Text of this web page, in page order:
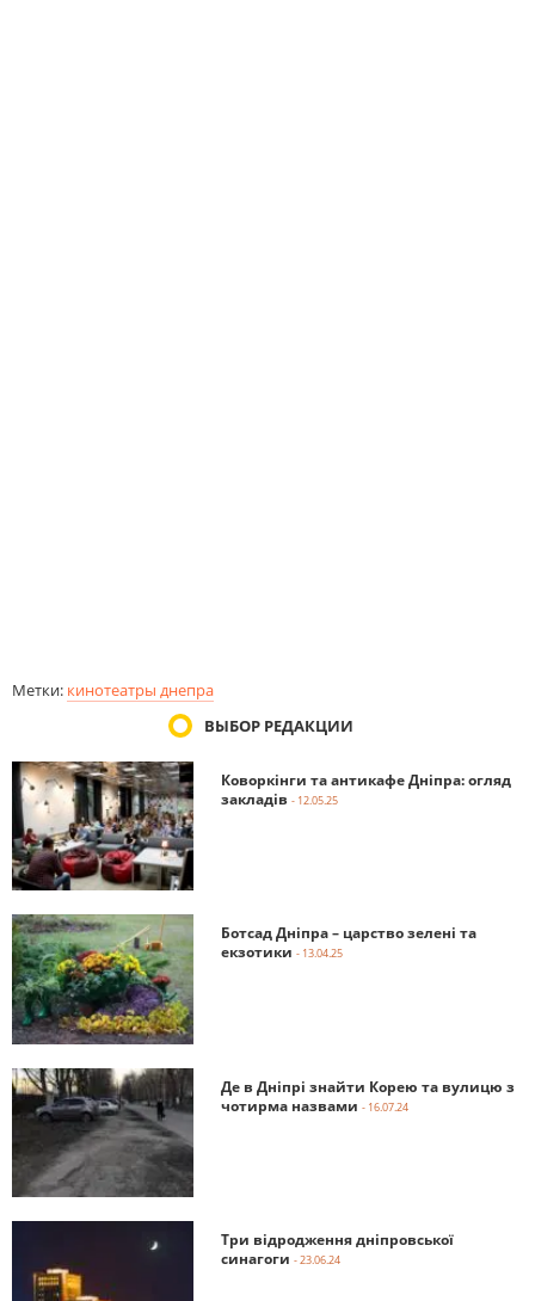
Метки: кинотеатры днепра
ВЫБОР РЕДАКЦИИ
Коворкінги та антикафе Дніпра: огляд
закладів - 12.05.25
Ботсад Дніпра – царство зелені та
екзотики - 13.04.25
Де в Дніпрі знайти Корею та вулицю з
чотирма назвами - 16.07.24
Три відродження дніпровської
синагоги - 23.06.24